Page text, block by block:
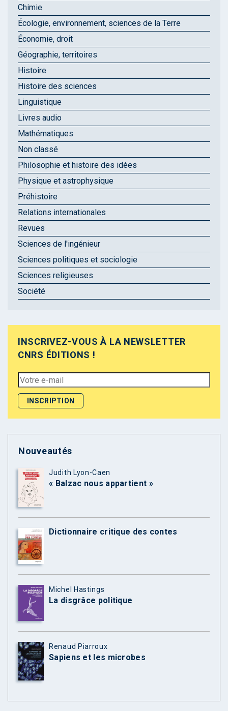
Chimie
Écologie, environnement, sciences de la Terre
Économie, droit
Géographie, territoires
Histoire
Histoire des sciences
Linguistique
Livres audio
Mathématiques
Non classé
Philosophie et histoire des idées
Physique et astrophysique
Préhistoire
Relations internationales
Revues
Sciences de l'ingénieur
Sciences politiques et sociologie
Sciences religieuses
Société
INSCRIVEZ-VOUS À LA NEWSLETTER
CNRS ÉDITIONS !
Nouveautés
Judith Lyon-Caen
« Balzac nous appartient »
Dictionnaire critique des contes
Michel Hastings
La disgrâce politique
Renaud Piarroux
Sapiens et les microbes